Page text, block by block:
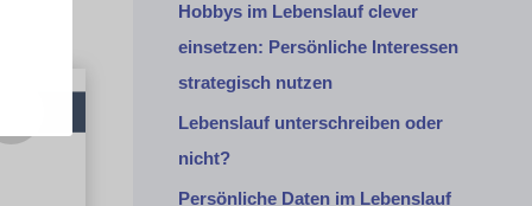
Hobbys im Lebenslauf clever
einsetzen: Persönliche Interessen
strategisch nutzen
Lebenslauf unterschreiben oder
nicht?
Persönliche Daten im Lebenslauf